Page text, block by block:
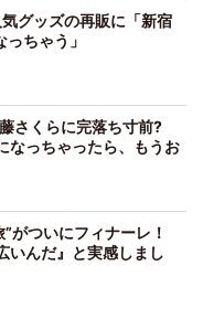
グッズの再販に「新宿
ちゃう」
さくらに完落ち寸前?
なっちゃったら、もうお
がついにフィナーレ！
いんだ』と実感しまし